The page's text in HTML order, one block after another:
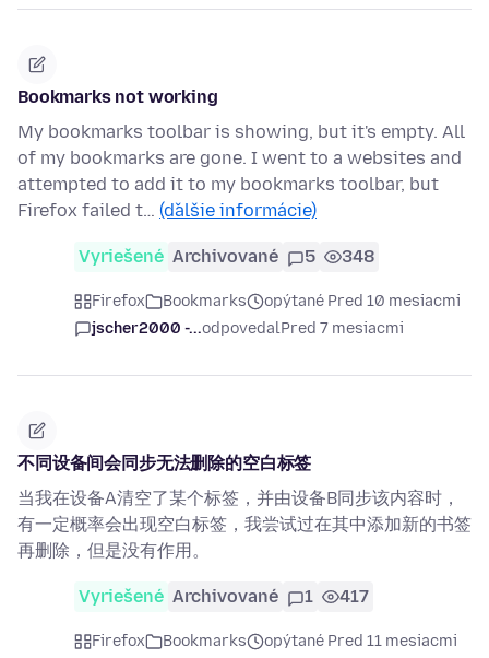
Bookmarks not working
My bookmarks toolbar is showing, but it's empty. All
of my bookmarks are gone. I went to a websites and
attempted to add it to my bookmarks toolbar, but
Firefox failed t… (ďalšie informácie)
Vyriešené Archivované 5 348
Firefox Bookmarks
opýtané Pred 10 mesiacmi
jscher2000 -...odpovedalPred 7 mesiacmi
不同设备间会同步无法删除的空白标签
当我在设备A清空了某个标签，并由设备B同步该内容时，
有一定概率会出现空白标签，我尝试过在其中添加新的书签
再删除，但是没有作用。
Vyriešené Archivované 1 417
Firefox Bookmarks
opýtané Pred 11 mesiacmi